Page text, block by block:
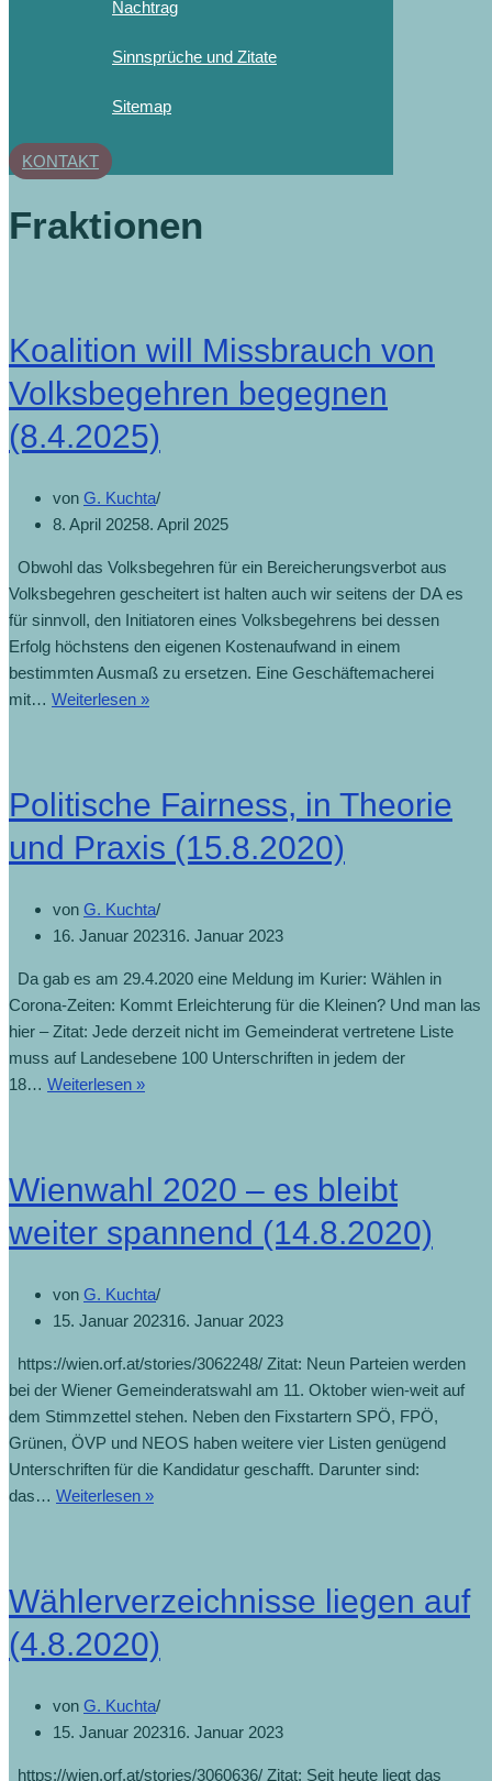
Nachtrag
Sinnsprüche und Zitate
Sitemap
KONTAKT
Fraktionen
Koalition will Missbrauch von
Volksbegehren begegnen
(8.4.2025)
von G. Kuchta
8. April 20258. April 2025
Obwohl das Volksbegehren für ein Bereicherungsverbot aus
Volksbegehren gescheitert ist halten auch wir seitens der DA es
für sinnvoll, den Initiatoren eines Volksbegehrens bei dessen
Erfolg höchstens den eigenen Kostenaufwand in einem
bestimmten Ausmaß zu ersetzen. Eine Geschäftemacherei
mit… Weiterlesen »
Politische Fairness, in Theorie
und Praxis (15.8.2020)
von G. Kuchta
16. Januar 202316. Januar 2023
Da gab es am 29.4.2020 eine Meldung im Kurier: Wählen in
Corona-Zeiten: Kommt Erleichterung für die Kleinen? Und man las
hier – Zitat: Jede derzeit nicht im Gemeinderat vertretene Liste
muss auf Landesebene 100 Unterschriften in jedem der
18… Weiterlesen »
Wienwahl 2020 – es bleibt
weiter spannend (14.8.2020)
von G. Kuchta
15. Januar 202316. Januar 2023
https://wien.orf.at/stories/3062248/ Zitat: Neun Parteien werden
bei der Wiener Gemeinderatswahl am 11. Oktober wien-weit auf
dem Stimmzettel stehen. Neben den Fixstartern SPÖ, FPÖ,
Grünen, ÖVP und NEOS haben weitere vier Listen genügend
Unterschriften für die Kandidatur geschafft. Darunter sind:
das… Weiterlesen »
Wählerverzeichnisse liegen auf
(4.8.2020)
von G. Kuchta
15. Januar 202316. Januar 2023
https://wien.orf.at/stories/3060636/ Zitat: Seit heute liegt das